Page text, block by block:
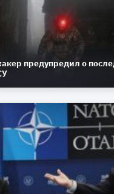
предупредил о